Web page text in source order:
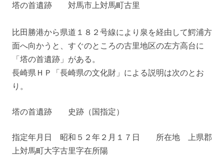
塔の首遺跡 対馬市上対馬町古里
比田勝港から県道１８２号線により泉を経由して鰐浦方
面へ向かうと、すぐのところの古里地区の左方高台に
「塔の首遺跡」がある。
長崎県ＨＰ「長崎県の文化財」による説明は次のとお
り。
塔の首遺跡 史跡（国指定）
指定年月日 昭和５２年２月１７日 所在地 上県郡
上対馬町大字古里字在所陽